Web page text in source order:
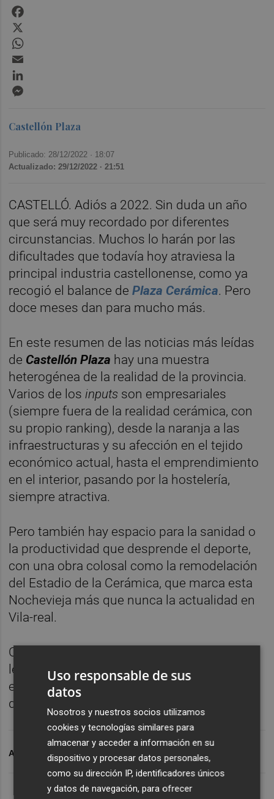
Castellón Plaza
Publicado: 28/12/2022 · 18:07
Actualizado: 29/12/2022 · 21:51
CASTELLÓ. Adiós a 2022. Sin duda un año
que será muy recordado por diferentes
circunstancias. Muchos lo harán por las
dificultades que todavía hoy atraviesa la
principal industria castellonense, como ya
recogió el balance dePlaza Cerámica. Pero
doce meses dan para mucho más.
En este resumen de las noticias más leídas
de Castellón Plaza hay una muestra
heterogénea de la realidad de la provincia.
Varios de los inputs son empresariales
(siempre fuera de la realidad cerámica, con
su propio ranking), desde la naranja a las
infraestructuras y su afección en el tejido
económico actual, hasta el emprendimiento
en el interior, pasando por la hostelería,
siempre atractiva.
Pero también hay espacio para la sanidad o
la productividad que desprende el deporte,
con una obra colosal como la remodelación
del Estadio de la Cerámica, que marca esta
Nochevieja más que nunca la actualidad en
Vila-real.
Con la esperanza de que hayan disfrutado al
leer las noticias tanto como nosotros al
elaborarlas, el equipo de
desea lo mejor para 2023.
ARCHIVADO EN LO MÁS LEÍDO
Uso responsable de sus
datos
Nosotros y nuestros socios utilizamos
cookies y tecnologías similares para
almacenar y acceder a información en su
dispositivo y procesar datos personales,
como su dirección IP, identificadores únicos
y datos de navegación, para ofrecer